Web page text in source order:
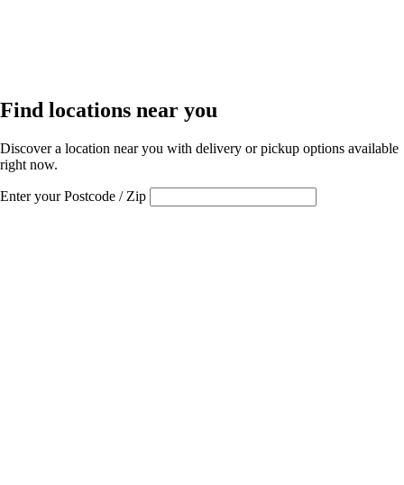
Find locations near you
Discover a location near you with delivery or pickup options available
right now.
Enter your Postcode / Zip